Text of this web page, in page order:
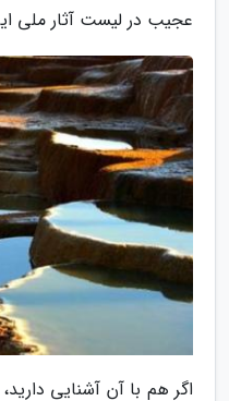
عجیب در لیست آثار ملی
اگر هم با آن آشنایی